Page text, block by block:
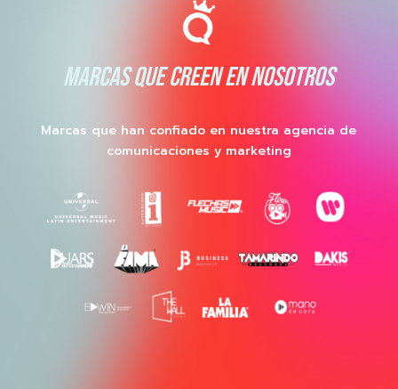
MARCAS QUE CREEN EN NOSOTROS
Marcas que han confiado en nuestra agencia de
comunicaciones y marketing